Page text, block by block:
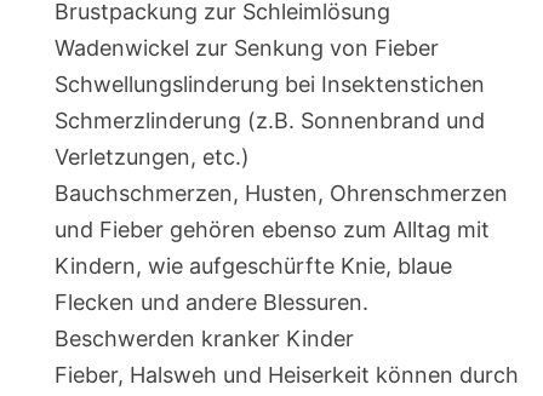
Brustpackung zur Schleimlösung
Wadenwickel zur Senkung von Fieber
Schwellungslinderung bei Insektenstichen
Schmerzlinderung (z.B. Sonnenbrand und
Verletzungen, etc.)
Bauchschmerzen, Husten, Ohrenschmerzen
und Fieber gehören ebenso zum Alltag mit
Kindern, wie aufgeschürfte Knie, blaue
Flecken und andere Blessuren.
Beschwerden kranker Kinder
Fieber, Halsweh und Heiserkeit können durch